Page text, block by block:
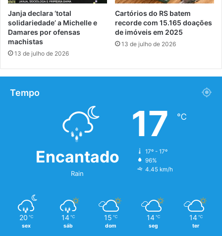
Janja declara ‘total
solidariedade’ a Michelle e
Damares por ofensas
machistas
13 de julho de 2026
Cartórios do RS batem
recorde com 15.165 doações
de imóveis em 2025
13 de julho de 2026
Tempo
Encantado
Rain
17 ℃
17º - 17º
96%
4.45 km/h
20 ℃
sex
14 ℃
sáb
15 ℃
dom
14 ℃
seg
14 ℃
ter